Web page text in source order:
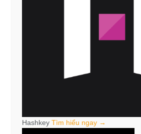
Hashkey Tìm hiểu ngay →